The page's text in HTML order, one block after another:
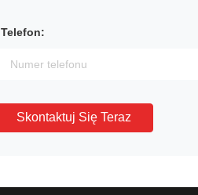
Telefon:
Skontaktuj Się Teraz